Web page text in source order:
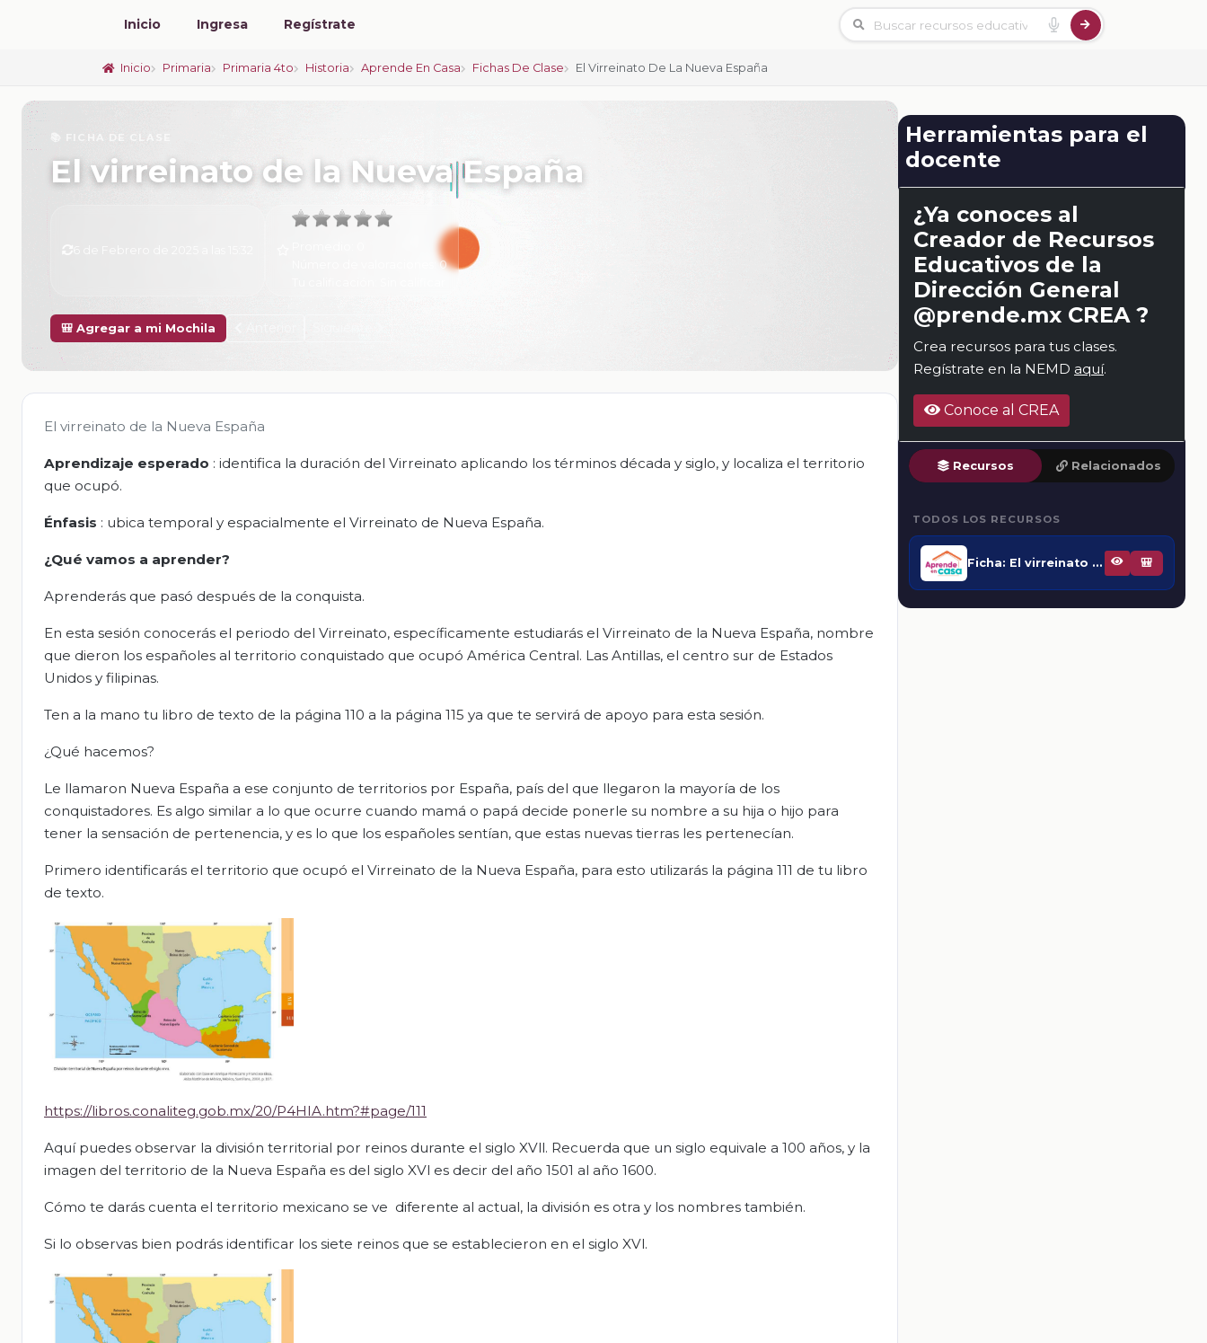
Inicio Ingresa Regístrate
Inicio Primaria Primaria 4to Historia Aprende En Casa Fichas De Clase El Virreinato De La Nueva España
📚 FICHA DE CLASE
El virreinato de la Nueva España
Número de valoraciones:0
🎒 Agregar a mi Mochila
El virreinato de la Nueva España
Aprendizaje esperado : identifica la duración del Virreinato aplicando los términos década y siglo, y localiza el territorio
que ocupó.
Énfasis : ubica temporal y espacialmente el Virreinato de Nueva España.
¿Qué vamos a aprender?
Aprenderás que pasó después de la conquista.
En esta sesión conocerás el periodo del Virreinato, específicamente estudiarás el Virreinato de la Nueva España, nombre
que dieron los españoles al territorio conquistado que ocupó América Central. Las Antillas, el centro sur de Estados
Unidos y filipinas.
Ten a la mano tu libro de texto de la página 110 a la página 115 ya que te servirá de apoyo para esta sesión.
¿Qué hacemos?
Le llamaron Nueva España a ese conjunto de territorios por España, país del que llegaron la mayoría de los
conquistadores. Es algo similar a lo que ocurre cuando mamá o papá decide ponerle su nombre a su hija o hijo para
tener la sensación de pertenencia, y es lo que los españoles sentían, que estas nuevas tierras les pertenecían.
Primero identificarás el territorio que ocupó el Virreinato de la Nueva España, para esto utilizarás la página 111 de tu libro
de texto.
https://libros.conaliteg.gob.mx/20/P4HIA.htm?#page/111
Aquí puedes observar la división territorial por reinos durante el siglo XVll. Recuerda que un siglo equivale a 100 años, y la
imagen del territorio de la Nueva España es del siglo XVl es decir del año 1501 al año 1600.
Cómo te darás cuenta el territorio mexicano se ve diferente al actual, la división es otra y los nombres también.
Si lo observas bien podrás identificar los siete reinos que se establecieron en el siglo XVl.
Herramientas para el
docente
¿Ya conoces al
Creador de Recursos
Educativos de la
Dirección General
@prende.mx CREA ?
Crea recursos para tus clases.
Regístrate en la NEMD aquí.
Conoce al CREA
Recursos Relacionados
TODOS LOS RECURSOS
Ficha: El virreinato de la Nueva España 🎒